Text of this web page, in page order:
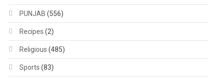
PUNJAB (556)
Recipes (2)
Religious (485)
Sports (83)